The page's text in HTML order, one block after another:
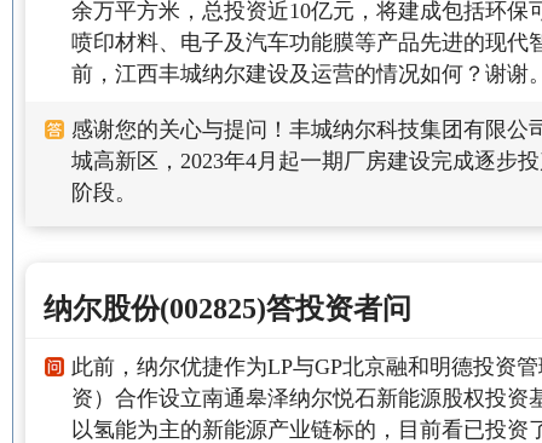
余万平方米，总投资近10亿元，将建成包括环保
喷印材料、电子及汽车功能膜等产品先进的现代
前，江西丰城纳尔建设及运营的情况如何？谢谢
感谢您的关心与提问！丰城纳尔科技集团有限公
城高新区，2023年4月起一期厂房建设完成逐步
阶段。
纳尔股份(002825)答投资者问
此前，纳尔优捷作为LP与GP北京融和明德投资
资）合作设立南通皋泽纳尔悦石新能源股权投资
以氢能为主的新能源产业链标的，目前看已投资